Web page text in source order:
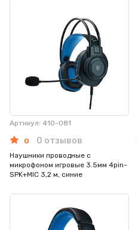
Артикул: 410-081
0 0 отзывов
Наушники проводные с
микрофоном игровые 3.5мм 4pin-
SPK+MIC 3,2 м, синие